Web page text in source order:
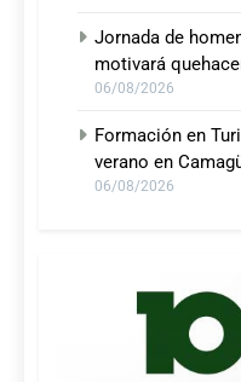
Jornada de
motivará
06/08/2026
Formación en
verano en
06/08/2026